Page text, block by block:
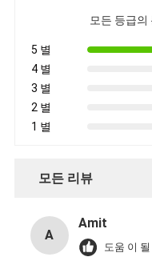
모든 등급의
5 별
4 별
3 별
2 별
1 별
모든 리뷰
A
Amit
도움 이